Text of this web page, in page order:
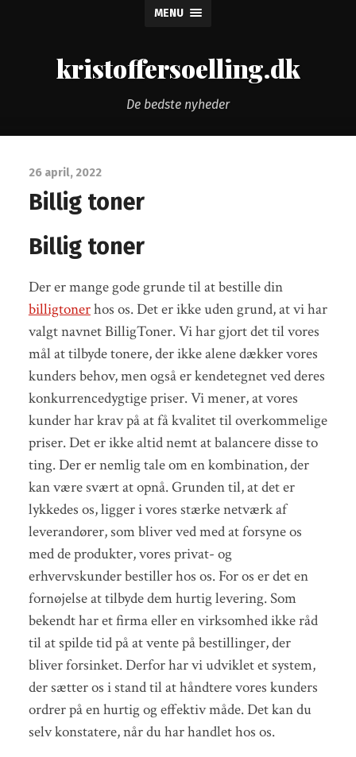
MENU
kristoffersoelling.dk
De bedste nyheder
26 april, 2022
Billig toner
Billig toner
Der er mange gode grunde til at bestille din
billigtonerhos os. Det er ikke uden grund, at vi har
valgt navnet BilligToner. Vi har gjort det til vores
mål at tilbyde tonere, der ikke alene dækker vores
kunders behov, men også er kendetegnet ved deres
konkurrencedygtige priser. Vi mener, at vores
kunder har krav på at få kvalitet til overkommelige
priser. Det er ikke altid nemt at balancere disse to
ting. Der er nemlig tale om en kombination, der
kan være svært at opnå. Grunden til, at det er
lykkedes os, ligger i vores stærke netværk af
leverandører, som bliver ved med at forsyne os
med de produkter, vores privat- og
erhvervskunder bestiller hos os. For os er det en
fornøjelse at tilbyde dem hurtig levering. Som
bekendt har et firma eller en virksomhed ikke råd
til at spilde tid på at vente på bestillinger, der
bliver forsinket. Derfor har vi udviklet et system,
der sætter os i stand til at håndtere vores kunders
ordrer på en hurtig og effektiv måde. Det kan du
selv konstatere, når du har handlet hos os.